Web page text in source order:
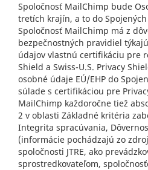
Spoločnosť MailChimp bude
tretích krajín, a to do
Spoločnosť MailChimp má z
bezpečnostných pravidiel
údajov vlastnú certifikáciu pre
Shield a Swiss-U.S. Privacy
osobné údaje EÚ/EHP do
súlade s certifikáciou pre
MailChimp každoročne tiež
2 v oblasti Základné kritéria
Integrita spracúvania,
(informácie pochádzajú zo
spoločnosti JTRE, ako
sprostredkovateľom,